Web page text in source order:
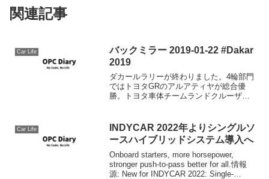
関連記事
Car Life
バックミラー 2019-01-22 #Dakar
2019
ダカールラリーが終わりました。4輪部門
ではトヨタGRのアルアティヤが総合優
勝。トヨタ車体チームランドクルーザー
覇、大排気量のモンスタートラック相手
に総合でも9位と日...
Car Life
INDYCAR 2022年よりシングルソ
ースハイブリッドシステム導入へ
Onboard starters, more horsepower,
stronger push-to-pass better for all.情報
源: New for INDYCAR 2022: Single-